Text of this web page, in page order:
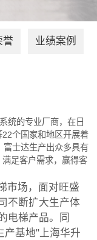
誉 业绩案例
统的专业厂商，在日
个国家和地区开展着
富士达生产出众多具有
足客户需求，赢得客
市场，面对旺盛
不断扩大生产体
电梯产品。同
产基地"上海华升